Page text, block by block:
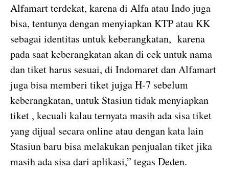
Alfamart terdekat, karena di Alfa atau Indo juga
bisa, tentunya dengan menyiapkan KTP atau KK
sebagai identitas untuk keberangkatan, karena
pada saat keberangkatan akan di cek untuk nama
dan tiket harus sesuai, di Indomaret dan Alfamart
juga bisa memberi tiket jujga H-7 sebelum
keberangkatan, untuk Stasiun tidak menyiapkan
tiket , kecuali kalau ternyata masih ada sisa tiket
yang dijual secara online atau dengan kata lain
Stasiun baru bisa melakukan penjualan tiket jika
masih ada sisa dari aplikasi,” tegas Deden.